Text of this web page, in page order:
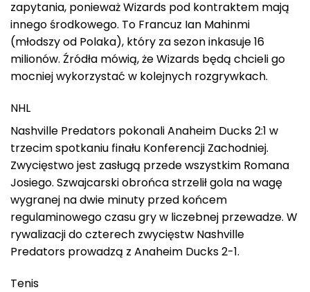
zapytania, ponieważ Wizards pod kontraktem mają
innego środkowego. To Francuz Ian Mahinmi
(młodszy od Polaka), który za sezon inkasuje 16
milionów. Źródła mówią, że Wizards będą chcieli go
mocniej wykorzystać w kolejnych rozgrywkach.
NHL
Nashville Predators pokonali Anaheim Ducks 2:1 w
trzecim spotkaniu finału Konferencji Zachodniej.
Zwycięstwo jest zasługą przede wszystkim Romana
Josiego. Szwajcarski obrońca strzelił gola na wagę
wygranej na dwie minuty przed końcem
regulaminowego czasu gry w liczebnej przewadze. W
rywalizacji do czterech zwycięstw Nashville
Predators prowadzą z Anaheim Ducks 2-1.
Tenis